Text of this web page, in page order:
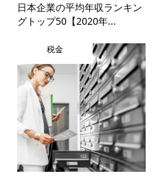
日本企業の平均年収ランキン
グトップ50【2020年...
税金